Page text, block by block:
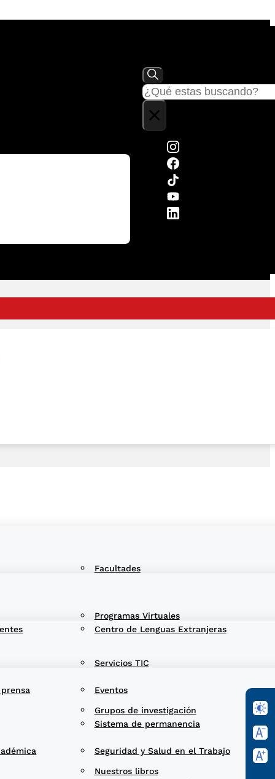
Buscar
×
Facultades
Centro de Lenguas Extranjeras
Eventos
Seguridad y Salud en el Trabajo
Programas Virtuales
Servicios TIC
Sistema de permanencia
Grupos de investigación
Nuestros libros